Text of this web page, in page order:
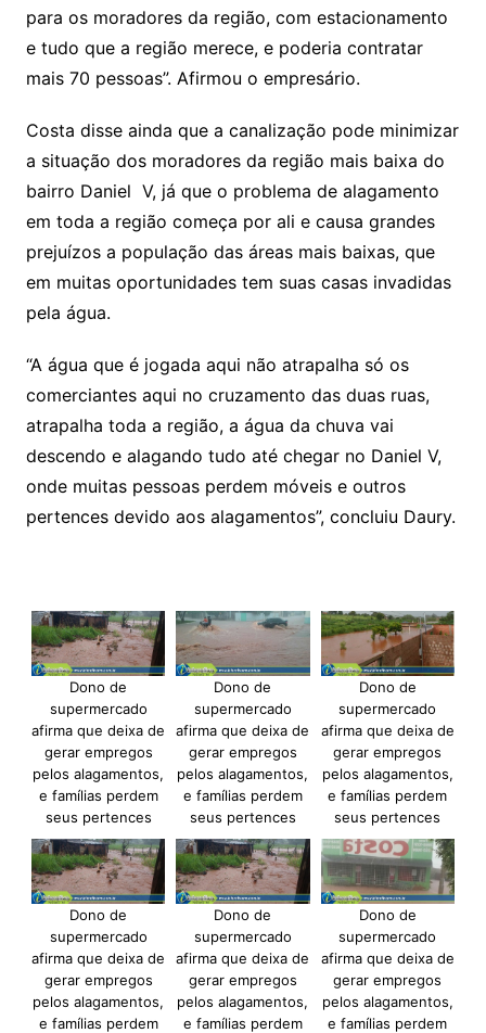
para os moradores da região, com estacionamento
e tudo que a região merece, e poderia contratar
mais 70 pessoas”. Afirmou o empresário.
Costa disse ainda que a canalização pode minimizar
a situação dos moradores da região mais baixa do
bairro Daniel V, já que o problema de alagamento
em toda a região começa por ali e causa grandes
prejuízos a população das áreas mais baixas, que
em muitas oportunidades tem suas casas invadidas
pela água.
“A água que é jogada aqui não atrapalha só os
comerciantes aqui no cruzamento das duas ruas,
atrapalha toda a região, a água da chuva vai
descendo e alagando tudo até chegar no Daniel V,
onde muitas pessoas perdem móveis e outros
pertences devido aos alagamentos”, concluiu Daury.
Dono de
supermercado
afirma que deixa de
gerar empregos
pelos alagamentos,
e famílias perdem
seus pertences
Dono de
supermercado
afirma que deixa de
gerar empregos
pelos alagamentos,
e famílias perdem
seus pertences
Dono de
supermercado
afirma que deixa de
gerar empregos
pelos alagamentos,
e famílias perdem
seus pertences
Dono de
supermercado
afirma que deixa de
gerar empregos
pelos alagamentos,
e famílias perdem
Dono de
supermercado
afirma que deixa de
gerar empregos
pelos alagamentos,
e famílias perdem
Dono de
supermercado
afirma que deixa de
gerar empregos
pelos alagamentos,
e famílias perdem